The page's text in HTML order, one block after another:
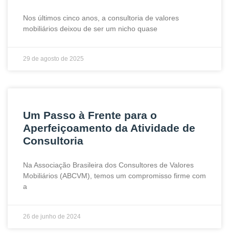
Nos últimos cinco anos, a consultoria de valores
mobiliários deixou de ser um nicho quase
29 de agosto de 2025
Um Passo à Frente para o
Aperfeiçoamento da Atividade de
Consultoria
Na Associação Brasileira dos Consultores de Valores
Mobiliários (ABCVM), temos um compromisso firme com
a
26 de junho de 2024